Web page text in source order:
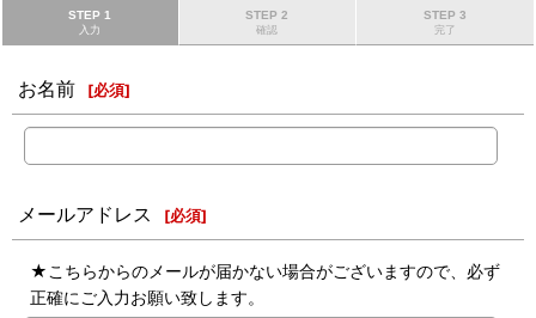
STEP 1
入力
STEP 2
確認
STEP 3
完了
お名前 [必須]
メールアドレス [必須]
★こちらからのメールが届かない場合がございますので、必ず
正確にご入力お願い致します。